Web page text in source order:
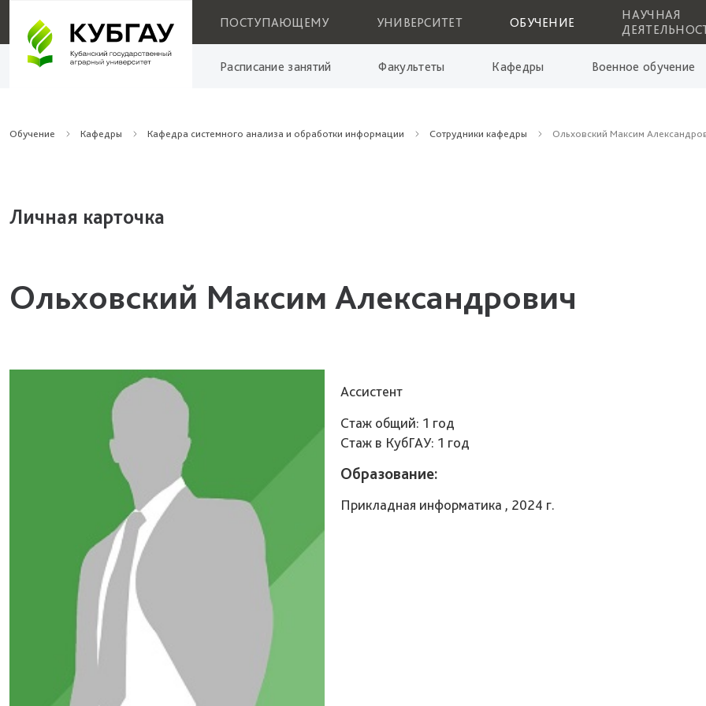
ПОСТУПАЮЩЕМУ УНИВЕРСИТЕТ ОБУЧЕНИЕ
НАУЧНАЯ
Расписание занятий Факультеты Кафедры Военное обучение
Обучение Кафедры Кафедра системного анализа и обработки информации Сотрудники кафедры Ольховский Максим
Личная карточка
Ольховский Максим Александрович
Ассистент
Стаж общий: 1 год
Стаж в КубГАУ: 1 год
Образование:
Прикладная информатика , 2024 г.